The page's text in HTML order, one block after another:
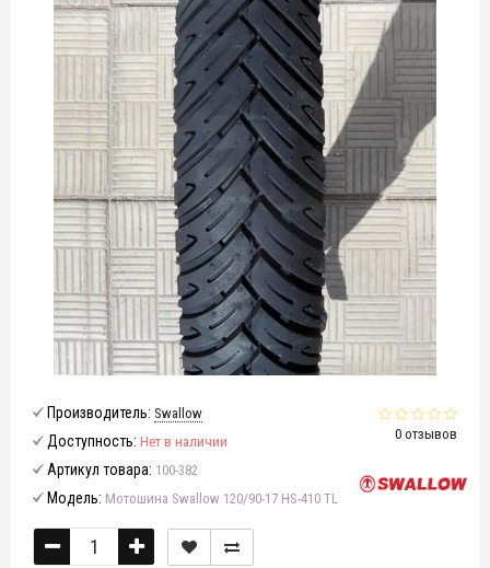
0 отзывов
Производитель: Swallow
Доступность: Нет в наличии
Артикул товара: 100-382
Модель: Мотошина Swallow 120/90-17 HS-410 TL